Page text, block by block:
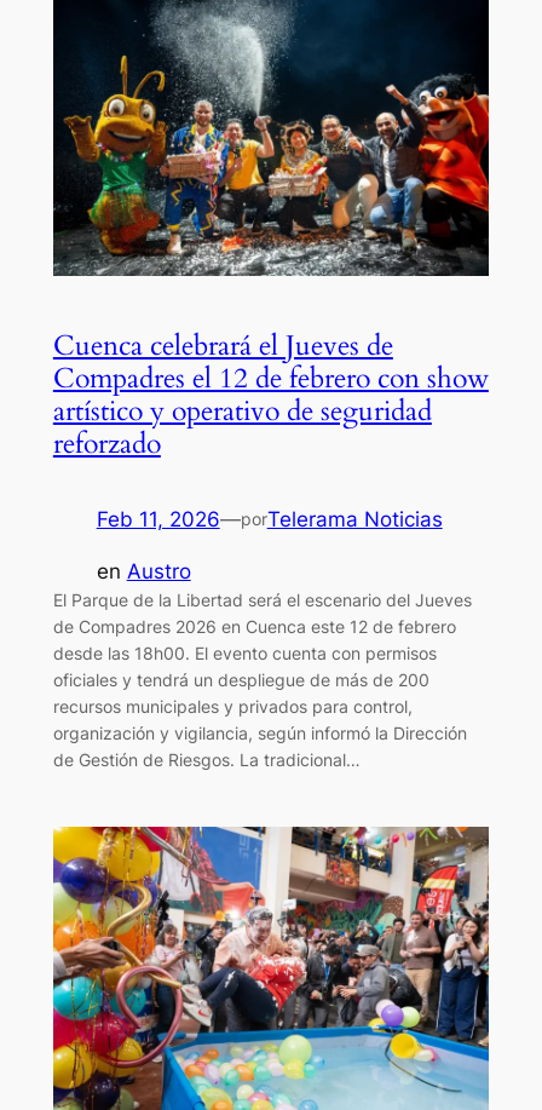
Cuenca celebrará el Jueves de
Compadres el 12 de febrero con show
artístico y operativo de seguridad
reforzado
Feb 11, 2026—porTelerama Noticias
en Austro
El Parque de la Libertad será el escenario del Jueves
de Compadres 2026 en Cuenca este 12 de febrero
desde las 18h00. El evento cuenta con permisos
oficiales y tendrá un despliegue de más de 200
recursos municipales y privados para control,
organización y vigilancia, según informó la Dirección
de Gestión de Riesgos. La tradicional…